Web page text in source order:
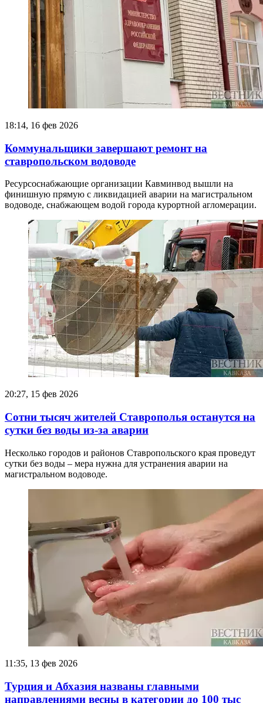
18:14, 16 фев 2026
Коммунальщики завершают ремонт на
ставропольском водоводе
Ресурсоснабжающие организации Кавминвод вышли на
финишную прямую с ликвидацией аварии на магистральном
водоводе, снабжающем водой города курортной агломерации.
20:27, 15 фев 2026
Сотни тысяч жителей Ставрополья останутся на
сутки без воды из-за аварии
Несколько городов и районов Ставропольского края проведут
сутки без воды – мера нужна для устранения аварии на
магистральном водоводе.
11:35, 13 фев 2026
Турция и Абхазия названы главными
направлениями весны в категории до 100 тыс